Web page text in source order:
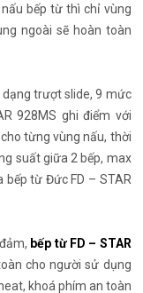
bếp từ thì chỉ vùng
ngoài sẽ hoàn toàn
dạng trượt slide, 9 mức
928MS ghi điểm với
từng vùng nấu, thời
suất giữa 2 bếp, max
từ Đức FD – STAR
bếp từ FD – STAR
cho người sử dụng
khoá phím an toàn